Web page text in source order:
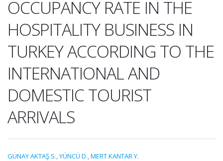
OCCUPANCY RATE IN THE
HOSPITALITY BUSINESS IN
TURKEY ACCORDING TO THE
INTERNATIONAL AND
DOMESTIC TOURIST
ARRIVALS
GÜNAY AKTAŞ S.,YÜNCÜ D.,MERT KANTAR Y.